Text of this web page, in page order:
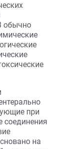
обычно
при
соединения
на